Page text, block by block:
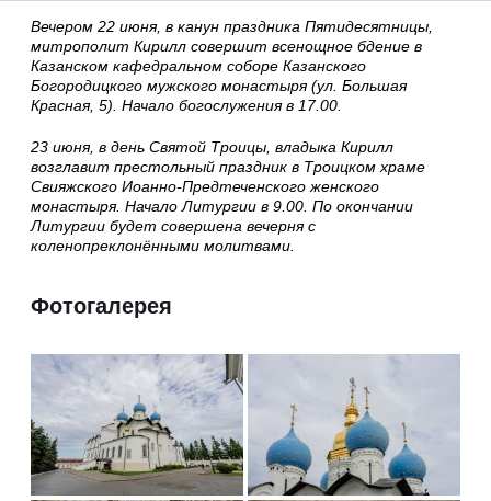
Вечером 22 июня, в канун праздника Пятидесятницы,
митрополит Кирилл совершит всенощное бдение в
Казанском кафедральном соборе Казанского
Богородицкого мужского монастыря (ул. Большая
Красная, 5). Начало богослужения в 17.00.
23 июня, в день Святой Троицы, владыка Кирилл
возглавит престольный праздник в Троицком храме
Свияжского Иоанно-Предтеченского женского
монастыря. Начало Литургии в 9.00. По окончании
Литургии будет совершена вечерня с
коленопреклонёнными молитвами.
Фотогалерея